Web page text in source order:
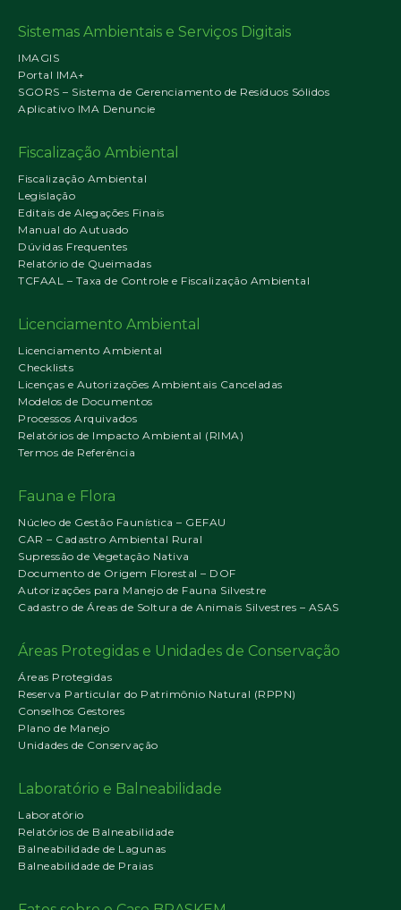
Sistemas Ambientais e Serviços Digitais
IMAGIS
Portal IMA+
SGORS – Sistema de Gerenciamento de Resíduos Sólidos
Aplicativo IMA Denuncie
Fiscalização Ambiental
Fiscalização Ambiental
Legislação
Editais de Alegações Finais
Manual do Autuado
Dúvidas Frequentes
Relatório de Queimadas
TCFAAL – Taxa de Controle e Fiscalização Ambiental
Licenciamento Ambiental
Licenciamento Ambiental
Checklists
Licenças e Autorizações Ambientais Canceladas
Modelos de Documentos
Processos Arquivados
Relatórios de Impacto Ambiental (RIMA)
Termos de Referência
Fauna e Flora
Núcleo de Gestão Faunística – GEFAU
CAR – Cadastro Ambiental Rural
Supressão de Vegetação Nativa
Documento de Origem Florestal – DOF
Autorizações para Manejo de Fauna Silvestre
Cadastro de Áreas de Soltura de Animais Silvestres – ASAS
Áreas Protegidas e Unidades de Conservação
Áreas Protegidas
Reserva Particular do Patrimônio Natural (RPPN)
Conselhos Gestores
Plano de Manejo
Unidades de Conservação
Laboratório e Balneabilidade
Laboratório
Relatórios de Balneabilidade
Balneabilidade de Lagunas
Balneabilidade de Praias